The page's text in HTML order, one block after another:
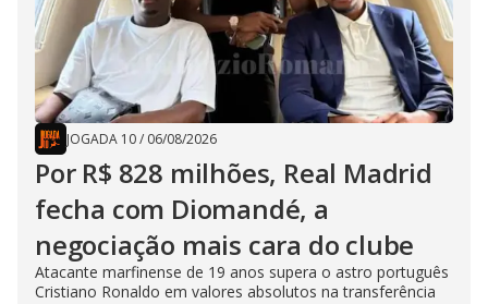
JOGADA 10/ 06/08/2026
Por R$ 828 milhões, Real Madrid
fecha com Diomandé, a
negociação mais cara do clube
Atacante marfinense de 19 anos supera o astro português
Cristiano Ronaldo em valores absolutos na transferência